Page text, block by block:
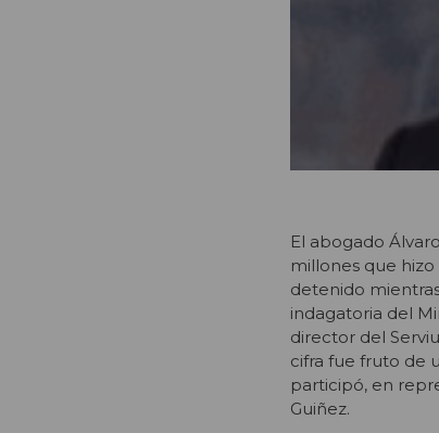
El abogado
millones que
detenido
indagatoria del
director del
cifra fue fruto de
participó, en
Guiñez.